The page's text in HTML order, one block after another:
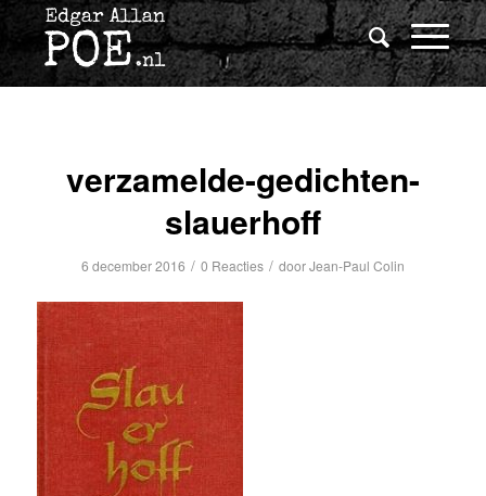
verzamelde-gedichten-
slauerhoff
6 december 2016 / 0 Reacties / doorJean-Paul Colin